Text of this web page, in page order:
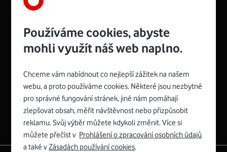
Zyxel VMG8623-T50B:
Rozměry modemu jsou 16 x 22 x 7,5 cm (včetně stojánku)
a nabízí 4 gigabitové LAN porty a bezdrátové připojení Wi-
Fi ve verzích 802.11 b/g/n/ac pro frekvenci 2,4 GHz a
Spojte se s Vodafonem
Používáme cookies, abyste
mohli využít náš web naplno.
Chceme vám nabídnout co nejlepší zážitek na našem
webu, a proto používáme cookies. Některé jsou nezbytné
pro správné fungování stránek, jiné nám pomáhají
zlepšovat obsah, měřit návštěvnost nebo přizpůsobit
reklamu. Svůj výběr můžete kdykoli změnit. Více si
můžete přečíst v Prohlášení o zpracování osobních údajů
a také vZásadách používání cookies.